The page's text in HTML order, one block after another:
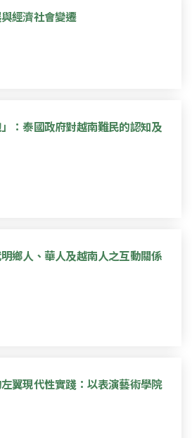
經濟社會變遷
」：泰國政府對越南難民的認知及
鄉人、華人及越南人之互動關係
翼現代性實踐：以表演藝術學院